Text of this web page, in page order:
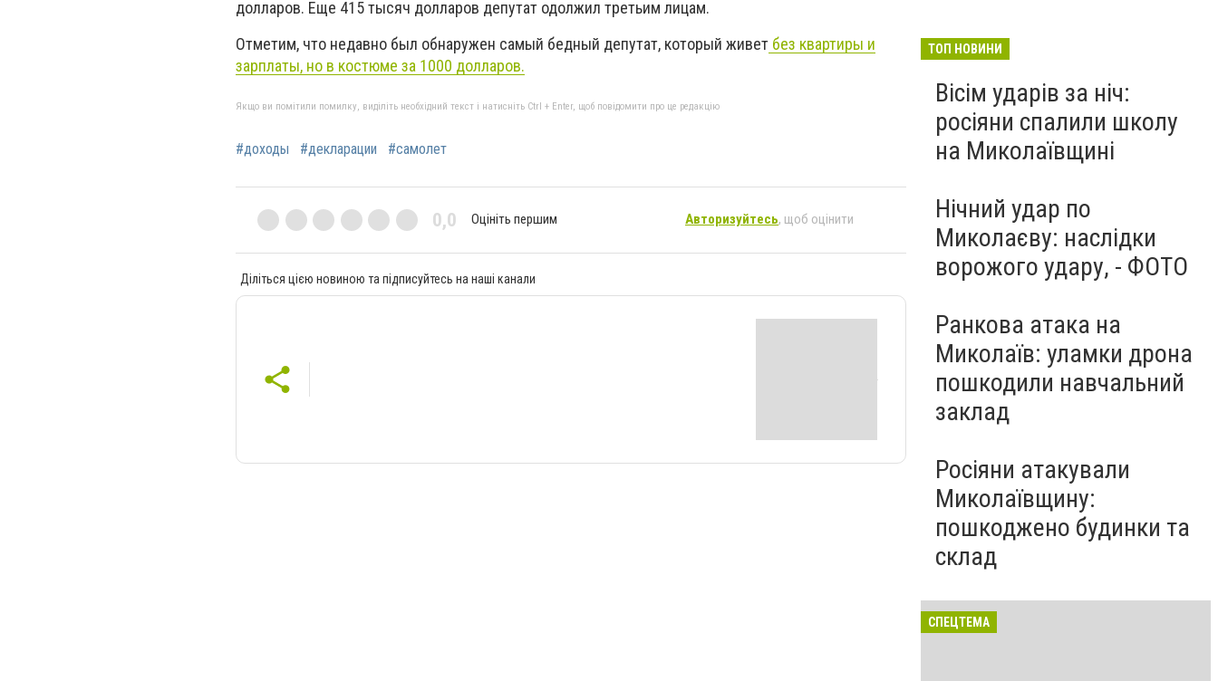
долларов. Еще 415 тысяч долларов депутат одолжил третьим лицам.
Отметим, что недавно был обнаружен самый бедный депутат, который живет без квартиры и
зарплаты, но в костюме за 1000 долларов.
Якщо ви помітили помилку, виділіть необхідний текст і натисніть Ctrl + Enter, щоб повідомити про це редакцію
#доходы #декларации #самолет
0,0 Оцініть першим Авторизуйтесь, щоб оцінити
Діліться цією новиною та підписуйтесь на наші канали
ТОП НОВИНИ
Вісім ударів за ніч:
росіяни спалили школу
на Миколаївщині
Нічний удар по
Миколаєву: наслідки
ворожого удару, - ФОТО
Ранкова атака на
Миколаїв: уламки дрона
пошкодили навчальний
заклад
Росіяни атакували
Миколаївщину:
пошкоджено будинки та
склад
СПЕЦТЕМА